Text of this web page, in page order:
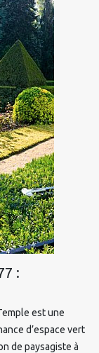
:
est une
d’espace vert
de paysagiste à